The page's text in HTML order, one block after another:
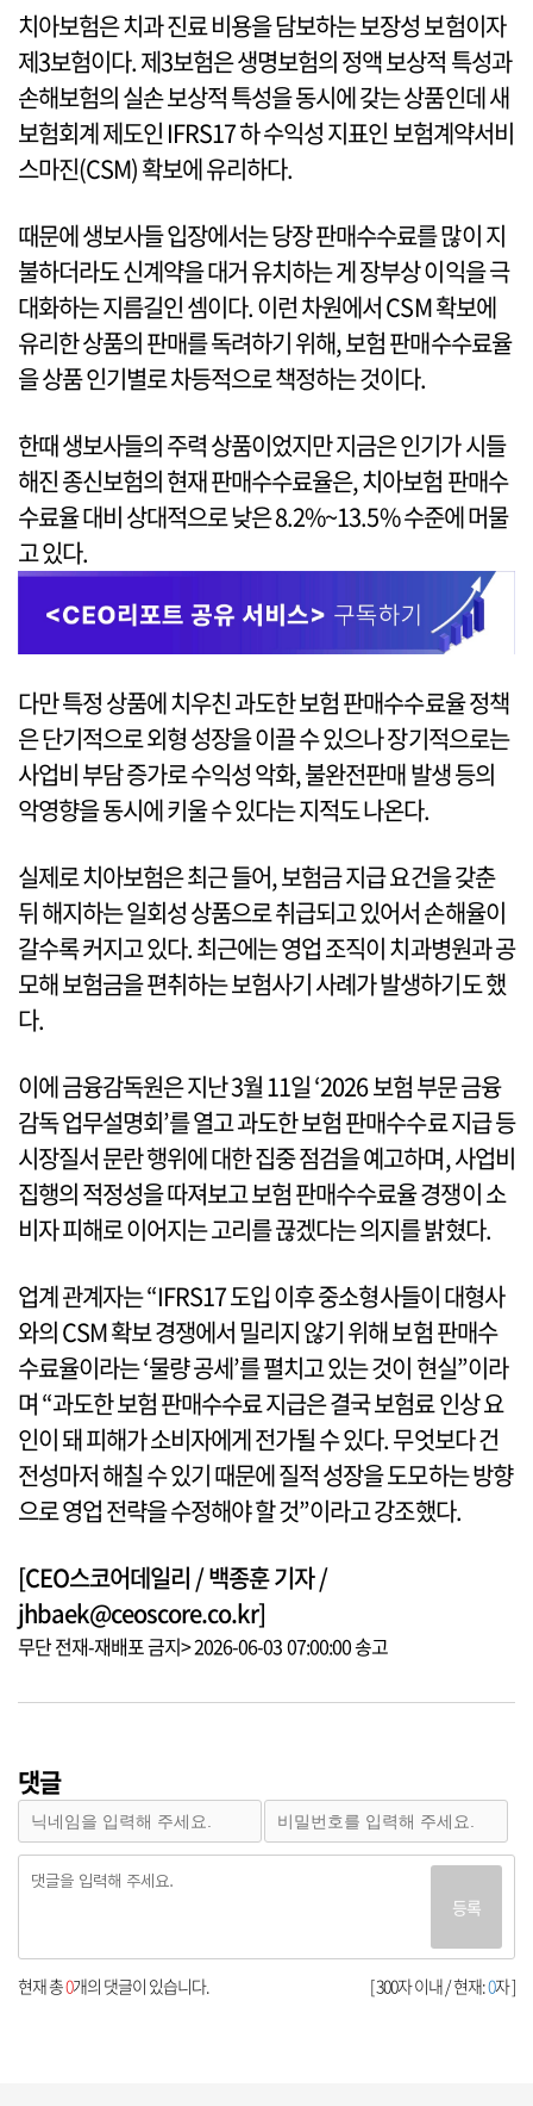
치아보험은 치과 진료 비용을 담보하는 보장성 보험이자
제3보험이다. 제3보험은 생명보험의 정액 보상적 특성과
손해보험의 실손 보상적 특성을 동시에 갖는 상품인데 새
보험회계 제도인 IFRS17 하 수익성 지표인 보험계약서비
스마진(CSM) 확보에 유리하다.
때문에 생보사들 입장에서는 당장 판매수수료를 많이 지
불하더라도 신계약을 대거 유치하는 게 장부상 이익을 극
대화하는 지름길인 셈이다. 이런 차원에서 CSM 확보에
유리한 상품의 판매를 독려하기 위해, 보험 판매수수료율
을 상품 인기별로 차등적으로 책정하는 것이다.
한때 생보사들의 주력 상품이었지만 지금은 인기가 시들
해진 종신보험의 현재 판매수수료율은, 치아보험 판매수
수료율 대비 상대적으로 낮은 8.2%~13.5% 수준에 머물
고 있다.
다만 특정 상품에 치우친 과도한 보험 판매수수료율 정책
은 단기적으로 외형 성장을 이끌 수 있으나 장기적으로는
사업비 부담 증가로 수익성 악화, 불완전판매 발생 등의
악영향을 동시에 키울 수 있다는 지적도 나온다.
실제로 치아보험은 최근 들어, 보험금 지급 요건을 갖춘
뒤 해지하는 일회성 상품으로 취급되고 있어서 손해율이
갈수록 커지고 있다. 최근에는 영업 조직이 치과병원과 공
모해 보험금을 편취하는 보험사기 사례가 발생하기도 했
다.
이에 금융감독원은 지난 3월 11일 ‘2026 보험 부문 금융
감독 업무설명회’를 열고 과도한 보험 판매수수료 지급 등
시장질서 문란 행위에 대한 집중 점검을 예고하며, 사업비
집행의 적정성을 따져보고 보험 판매수수료율 경쟁이 소
비자 피해로 이어지는 고리를 끊겠다는 의지를 밝혔다.
업계 관계자는 “IFRS17 도입 이후 중소형사들이 대형사
와의 CSM 확보 경쟁에서 밀리지 않기 위해 보험 판매수
수료율이라는 ‘물량 공세’를 펼치고 있는 것이 현실”이라
며 “과도한 보험 판매수수료 지급은 결국 보험료 인상 요
인이 돼 피해가 소비자에게 전가될 수 있다. 무엇보다 건
전성마저 해칠 수 있기 때문에 질적 성장을 도모하는 방향
으로 영업 전략을 수정해야 할 것”이라고 강조했다.
[CEO스코어데일리 / 백종훈 기자 /
jhbaek@ceoscore.co.kr]
무단 전재-재배포 금지> 2026-06-03 07:00:00 송고
댓글
등록
[ 300자 이내 / 현재:0자 ]
현재 총0개의 댓글이 있습니다.